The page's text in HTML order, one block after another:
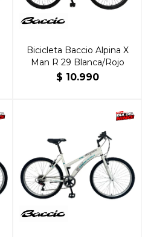
Bicicleta Baccio Alpina X
Man R 29 Blanca/Rojo
$ 10.990